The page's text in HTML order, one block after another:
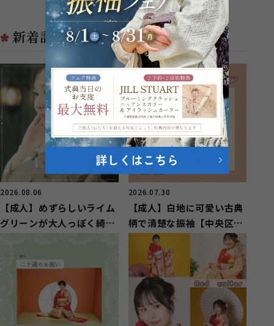
ーネット浜松西店です！ 中央
区若林町の...
ーネット浜松西店です！ 湖西
市のお客様...
新着記事
2026.08.06
【成人】めずらしいライム
グリーンが大人っぽく綺麗
2026.07.30
【成人】白地に可愛い古典
柄で清楚な振袖【中央区湖
東町】